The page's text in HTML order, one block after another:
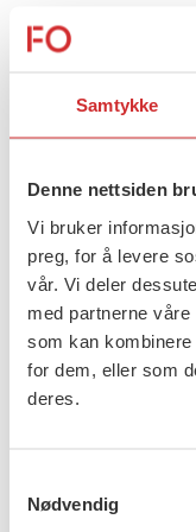
Samtykke
Denne nettsiden
Vi bruker
preg, for å levere
vår. Vi deler
med partnerne
som kan
for dem, eller som
deres.
Nødvendig
Lisbeth
tidligere
2020 har
Ole Henrik
som leder
Ina
Agenda og